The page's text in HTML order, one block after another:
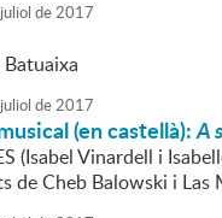
juliol de2017
juliol de2017
(en castellà):A
(Isabel Vinardell i
de Cheb Balowski i Las